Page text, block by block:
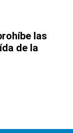
las
de la